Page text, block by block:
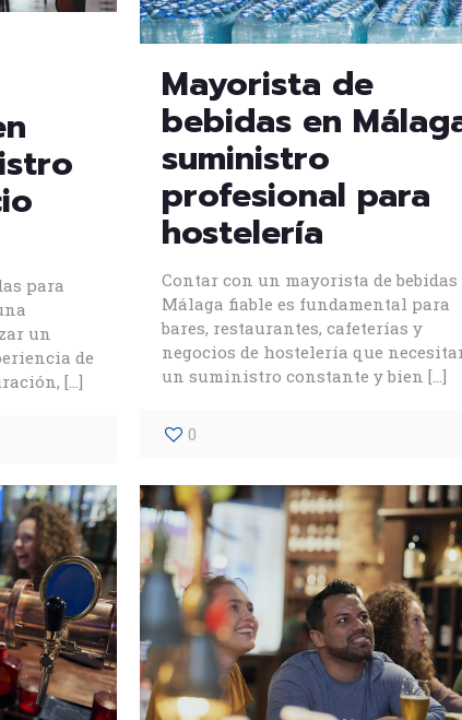
para
un
de
[…]
Mayorista de
bebidas en
suministro
profesional para
hostelería
Contar con un mayorista de bebidas
Málaga fiable es fundamental para
bares, restaurantes, cafeterías y
negocios de hostelería que
un suministro constante y bien […]
0